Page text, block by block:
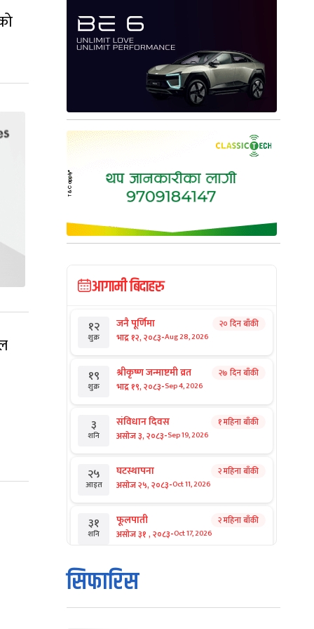
आगामी बिदाहरु
१२
शुक्र
जनै पूर्णिमा
भाद्र १२, २०८३-Aug 28, 2026
२० दिन बाँकी
१९
शुक्र
श्रीकृष्ण जन्माष्टमी व्रत
भाद्र १९, २०८३-Sep 4, 2026
२७ दिन बाँकी
३
शनि
संविधान दिवस
असोज ३, २०८३-Sep 19, 2026
१ महिना बाँकी
२५
आइत
घटस्थापना
असोज २५, २०८३-Oct 11, 2026
२ महिना बाँकी
३१
शनि
फूलपाती
असोज ३१ , २०८३-Oct 17, 2026
२ महिना बाँकी
१
आइत
कार्तिक सङ्क्रान्ति
कार्तिक १, २०८३
सिफारिस